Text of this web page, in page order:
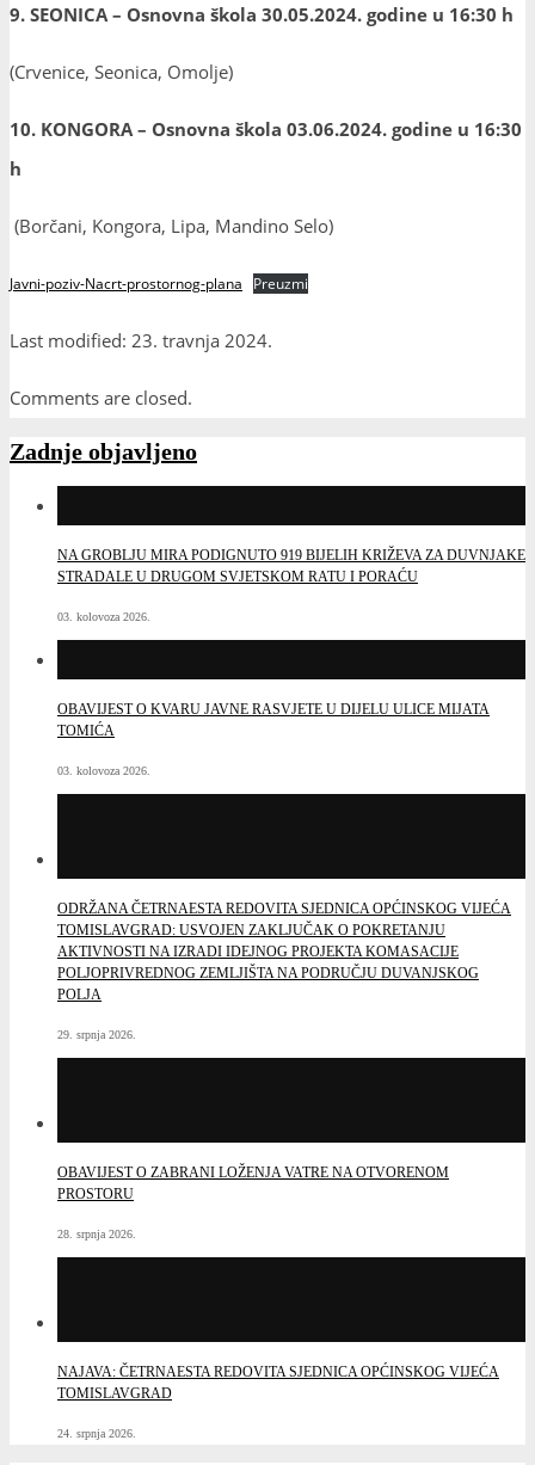
9. SEONICA – Osnovna škola 30.05.2024. godine u 16:30 h
(Crvenice, Seonica, Omolje)
10. KONGORA – Osnovna škola 03.06.2024. godine u 16:30
h
(Borčani, Kongora, Lipa, Mandino Selo)
Javni-poziv-Nacrt-prostornog-plana Preuzmi
Last modified: 23. travnja 2024.
Comments are closed.
Zadnje objavljeno
NA GROBLJU MIRA PODIGNUTO 919 BIJELIH KRIŽEVA ZA DUVNJAKE
STRADALE U DRUGOM SVJETSKOM RATU I PORAĆU
03. kolovoza 2026.
OBAVIJEST O KVARU JAVNE RASVJETE U DIJELU ULICE MIJATA
TOMIĆA
03. kolovoza 2026.
ODRŽANA ČETRNAESTA REDOVITA SJEDNICA OPĆINSKOG VIJEĆA
TOMISLAVGRAD: USVOJEN ZAKLJUČAK O POKRETANJU
AKTIVNOSTI NA IZRADI IDEJNOG PROJEKTA KOMASACIJE
POLJOPRIVREDNOG ZEMLJIŠTA NA PODRUČJU DUVANJSKOG
POLJA
29. srpnja 2026.
OBAVIJEST O ZABRANI LOŽENJA VATRE NA OTVORENOM
PROSTORU
28. srpnja 2026.
NAJAVA: ČETRNAESTA REDOVITA SJEDNICA OPĆINSKOG VIJEĆA
TOMISLAVGRAD
24. srpnja 2026.